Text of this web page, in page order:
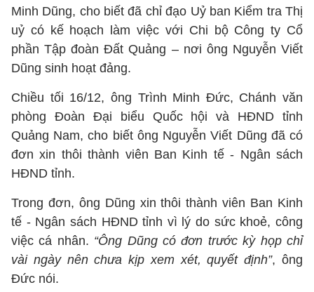
Minh Dũng, cho biết đã chỉ đạo Uỷ ban Kiểm tra Thị
uỷ có kế hoạch làm việc với Chi bộ Công ty Cổ
phần Tập đoàn Đất Quảng – nơi ông Nguyễn Viết
Dũng sinh hoạt đảng.
Chiều tối 16/12, ông Trình Minh Đức, Chánh văn
phòng Đoàn Đại biểu Quốc hội và HĐND tỉnh
Quảng Nam, cho biết ông Nguyễn Viết Dũng đã có
đơn xin thôi thành viên Ban Kinh tế - Ngân sách
HĐND tỉnh.
Trong đơn, ông Dũng xin thôi thành viên Ban Kinh
tế - Ngân sách HĐND tỉnh vì lý do sức khoẻ, công
việc cá nhân. “Ông Dũng có đơn trước kỳ họp chỉ
vài ngày nên chưa kịp xem xét, quyết định”, ông
Đức nói.